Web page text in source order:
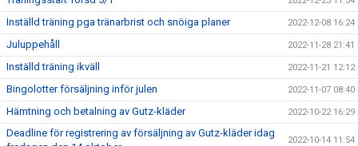
Inställd träning pga tränarbrist och snöiga planer 2022-12-08 16:24
Juluppehåll 2022-11-28 21:41
Inställd träning ikväll 2022-11-21 12:12
Bingolotter försäljning inför julen 2022-11-07 08:40
Hämtning och betalning av Gutz-kläder 2022-10-22 16:29
Deadline för registrering av försäljning av Gutz-kläder idag
2022-10-14 11:54